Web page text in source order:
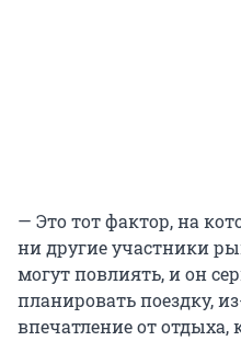
— Это тот фактор, на
ни другие участники
могут повлиять, и он
планировать поездку,
впечатление от